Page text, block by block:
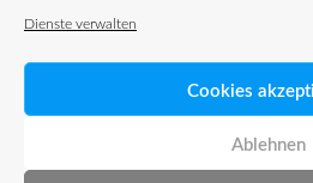
Dienste verwalten
Cookies
Ablehnen